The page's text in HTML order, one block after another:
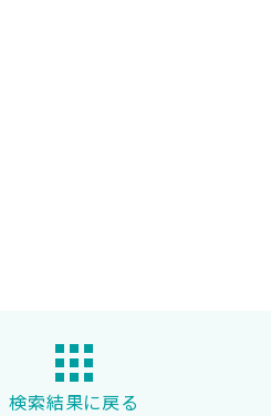
検索結果に戻る